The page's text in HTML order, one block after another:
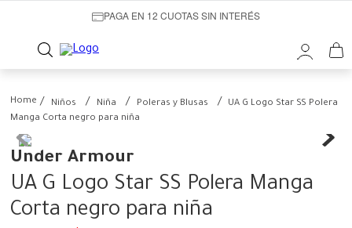
PAGA EN 12 CUOTAS SIN INTERÉS
Niños Niña Poleras y Blusas
UA G Logo Star SS Polera
Manga Corta negro para niña
Under Armour
UA G Logo Star SS Polera Manga
Corta negro para niña